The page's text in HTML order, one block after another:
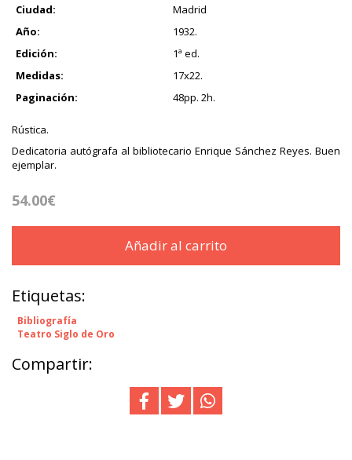
Ciudad:
Madrid
Año:
1932.
Edición:
1ª ed.
Medidas:
17x22.
Paginación:
48pp. 2h.
Rústica.
Dedicatoria autógrafa al bibliotecario Enrique Sánchez Reyes. Buen
ejemplar.
54.00€
Añadir al carrito
Etiquetas:
Bibliografía
Teatro Siglo de Oro
Compartir: